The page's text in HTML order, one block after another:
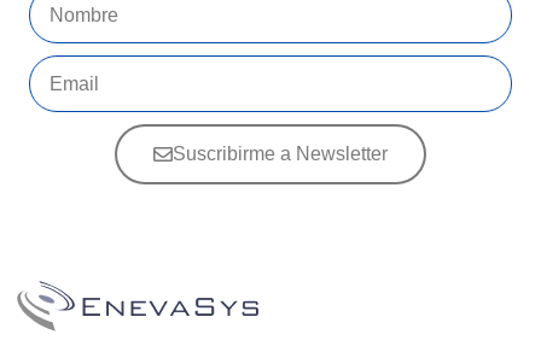
Suscribirme a Newsletter